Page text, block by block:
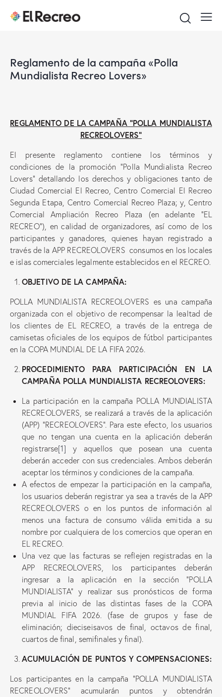
Reglamento de la campaña «Polla
Mundialista Recreo Lovers»
REGLAMENTO DE LA CAMPAÑA “POLLA MUNDIALISTA
RECREOLOVERS”
El presente reglamento contiene los términos y
condiciones de la promoción “Polla Mundialista Recreo
Lovers” detallando los derechos y obligaciones tanto de
Ciudad Comercial El Recreo, Centro Comercial El Recreo
Segunda Etapa, Centro Comercial Recreo Plaza; y, Centro
Comercial Ampliación Recreo Plaza (en adelante “EL
RECREO”), en calidad de organizadores, así como de los
participantes y ganadores, quienes hayan registrado a
través de la APP RECREOLOVERS consumos en los locales
e islas comerciales legalmente establecidos en el RECREO.
OBJETIVO DE LA CAMPAÑA:
POLLA MUNDIALISTA RECREOLOVERS es una campaña
organizada con el objetivo de recompensar la lealtad de
los clientes de EL RECREO, a través de la entrega de
camisetas oficiales de los equipos de fútbol participantes
en la COPA MUNDIAL DE LA FIFA 2026.
PROCEDIMIENTO PARA PARTICIPACIÓN EN LA
CAMPAÑA POLLA MUNDIALISTA RECREOLOVERS:
La participación en la campaña POLLA MUNDIALISTA
RECREOLOVERS, se realizará a través de la aplicación
(APP) “RECREOLOVERS”. Para este efecto, los usuarios
que no tengan una cuenta en la aplicación deberán
registrarse[1] y aquellos que posean una cuenta
deberán acceder con sus credenciales. Ambos deberán
aceptar los términos y condiciones de la campaña.
A efectos de empezar la participación en la campaña,
los usuarios deberán registrar ya sea a través de la APP
RECREOLOVERS o en los puntos de información al
menos una factura de consumo válida emitida a su
nombre por cualquiera de los comercios que operan en
EL RECREO.
Una vez que las facturas se reflejen registradas en la
APP RECREOLOVERS, los participantes deberán
ingresar a la aplicación en la sección “POLLA
MUNDIALISTA” y realizar sus pronósticos de forma
previa al inicio de las distintas fases de la COPA
MUNDIAL FIFA 2026. (fase de grupos y fase de
eliminación; dieciseisavos de final, octavos de final,
cuartos de final, semifinales y final).
ACUMULACIÓN DE PUNTOS Y COMPENSACIONES:
Los participantes en la campaña “POLLA MUNDIALISTA
RECREOLOVERS” acumularán puntos y obtendrán